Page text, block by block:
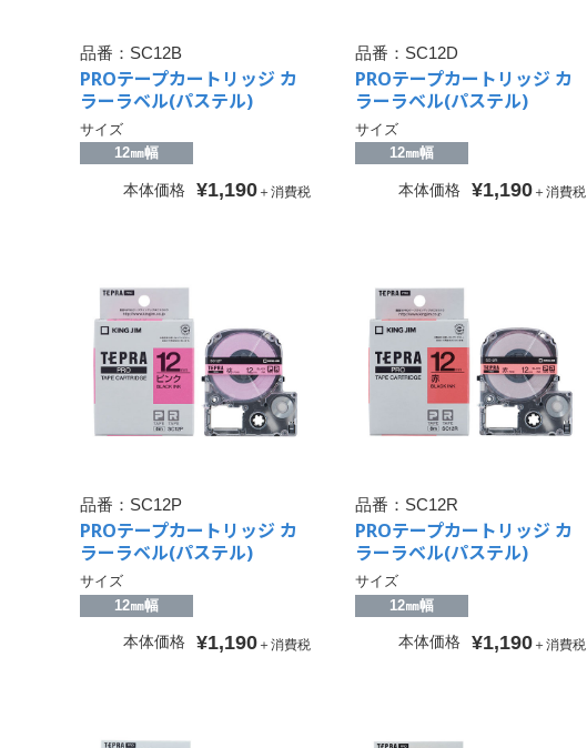
品番： SC12B
PROテープカートリッジ カ
ラーラベル(パステル)
サイズ
12㎜幅
本体価格 ¥1,190 ＋消費税
品番： SC12D
PROテープカートリッジ カ
ラーラベル(パステル)
サイズ
12㎜幅
本体価格 ¥1,190 ＋消費税
品番： SC12P
PROテープカートリッジ カ
ラーラベル(パステル)
サイズ
12㎜幅
本体価格 ¥1,190 ＋消費税
品番： SC12R
PROテープカートリッジ カ
ラーラベル(パステル)
サイズ
12㎜幅
本体価格 ¥1,190 ＋消費税